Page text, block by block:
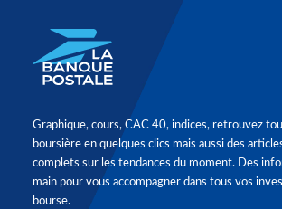
Graphique, cours, CAC 40, indices, retrouvez
boursière en quelques clics mais aussi des
complets sur les tendances du moment. Des
main pour vous accompagner dans tous vos
bourse.